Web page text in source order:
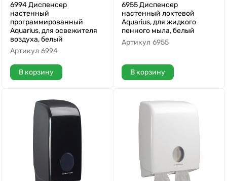
6994 Диспенсер
настенный
программированный
Aquarius, для освежителя
воздуха, белый
Артикул 6994
В корзину
6955 Диспенсер
настенный локтевой
Aquarius, для жидкого
пенного мыла, белый
Артикул 6955
В корзину